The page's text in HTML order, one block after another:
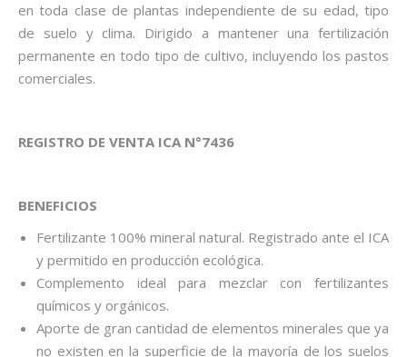
en toda clase de plantas independiente de su edad, tipo
de suelo y clima. Dirigido a mantener una fertilización
permanente en todo tipo de cultivo, incluyendo los pastos
comerciales.
REGISTRO DE VENTA ICA N°7436
BENEFICIOS
Fertilizante 100% mineral natural. Registrado ante el ICA
y permitido en producción ecológica.
Complemento ideal para mezclar con fertilizantes
químicos y orgánicos.
Aporte de gran cantidad de elementos minerales que ya
no existen en la superficie de la mayoría de los suelos